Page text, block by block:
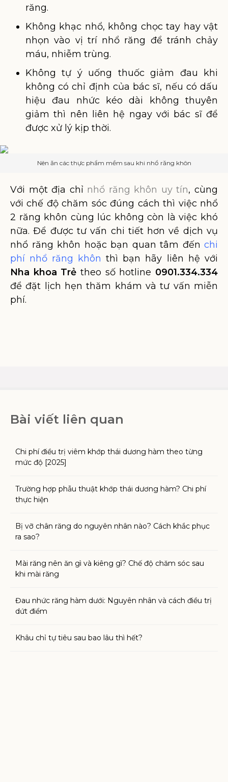
răng.
Không khạc nhổ, không chọc tay hay vật
nhọn vào vị trí nhổ răng để tránh chảy
máu, nhiễm trùng.
Không tự ý uống thuốc giảm đau khi
không có chỉ định của bác sĩ, nếu có dấu
hiệu đau nhức kéo dài không thuyên
giảm thì nên liên hệ ngay với bác sĩ để
được xử lý kịp thời.
Nên ăn các thực phẩm mềm sau khi nhổ răng khôn
Với một địa chỉ nhổ răng khôn uy tín, cùng
với chế độ chăm sóc đúng cách thì việc nhổ
2 răng khôn cùng lúc không còn là việc khó
nữa. Để được tư vấn chi tiết hơn về dịch vụ
nhổ răng khôn hoặc bạn quan tâm đến chi
phí nhổ răng khôn thì bạn hãy liên hệ với
Nha khoa Trẻ theo số hotline 0901.334.334
để đặt lịch hẹn thăm khám và tư vấn miễn
phí.
Bài viết liên quan
Chi phí điều trị viêm khớp thái dương hàm theo từng
mức độ [2025]
Trường hợp phẫu thuật khớp thái dương hàm? Chi phí
thực hiện
Bị vỡ chân răng do nguyên nhân nào? Cách khắc phục
ra sao?
Mài răng nên ăn gì và kiêng gì? Chế độ chăm sóc sau
khi mài răng
Đau nhức răng hàm dưới: Nguyên nhân và cách điều trị
dứt điểm
Khâu chỉ tự tiêu sau bao lâu thì hết?